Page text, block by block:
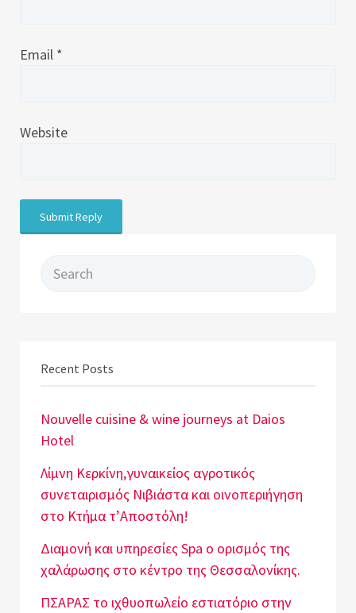
Email *
Website
Search for:
Recent Posts
Nouvelle cuisine & wine journeys at Daios
Hotel
Λίμνη Κερκίνη,γυναικείος αγροτικός
συνεταιρισμός Νιβιάστα και οινοπεριήγηση
στο Κτήμα τ’Αποστόλη!
Διαμονή και υπηρεσίες Spa o ορισμός της
χαλάρωσης στο κέντρο της Θεσσαλονίκης.
ΠΣΑΡΑΣ το ιχθυοπωλείο εστιατόριο στην